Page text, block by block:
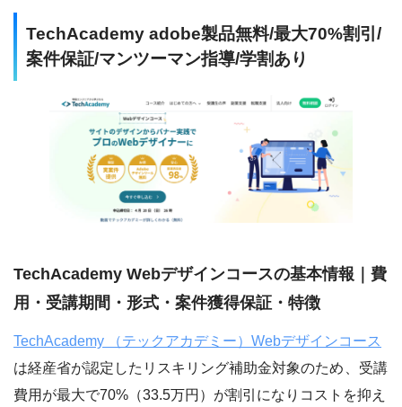
TechAcademy adobe製品無料/最大70%割引/
案件保証/マンツーマン指導/学割あり
TechAcademy Webデザインコースの基本情報｜費
用・受講期間・形式・案件獲得保証・特徴
TechAcademy （テックアカデミー）Webデザインコース
は経産省が認定したリスキリング補助金対象のため
、受講
費用が最大で70%（33.5万円）が割引になりコストを抑え